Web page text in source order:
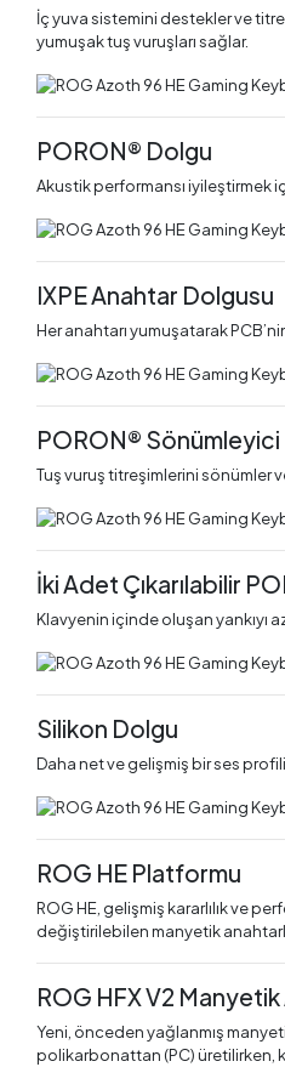
İç yuva sistemini destekler ve
yumuşak tuş vuruşları sağlar.
PORON® Dolgu
Akustik performansı iyileştirmek
IXPE Anahtar Dolgusu
Her anahtarı yumuşatarak
PORON® Sönümleyici
Tuş vuruş titreşimlerini sönümler
İki Adet Çıkarılabilir
Klavyenin içinde oluşan yankıyı
Silikon Dolgu
Daha net ve gelişmiş bir ses
ROG HE Platformu
ROG HE, gelişmiş kararlılık ve
değiştirilebilen manyetik
ROG HFX V2
Yeni, önceden yağlanmış
polikarbonattan (PC) üretilirken,